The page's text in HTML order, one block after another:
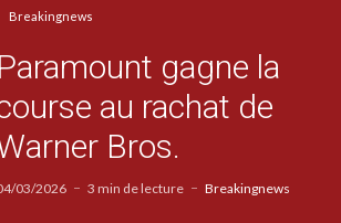
Breakingnews
gagne la
au rachat de
Bros.
03/2026 3 min de lecture Breakingnews